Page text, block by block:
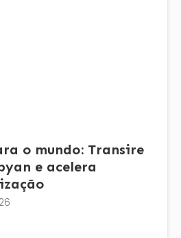
o mundo: Transire
e acelera